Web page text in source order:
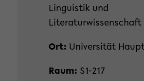
Linguistik und
Literaturwissenschaft
Ort: Universität
Raum: S1-217